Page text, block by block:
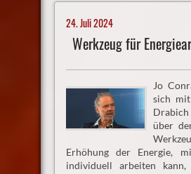
24. Juli 2024
Werkzeug für
Jo
sich
über
Erhöhung der Energie,
individuell arbeiten